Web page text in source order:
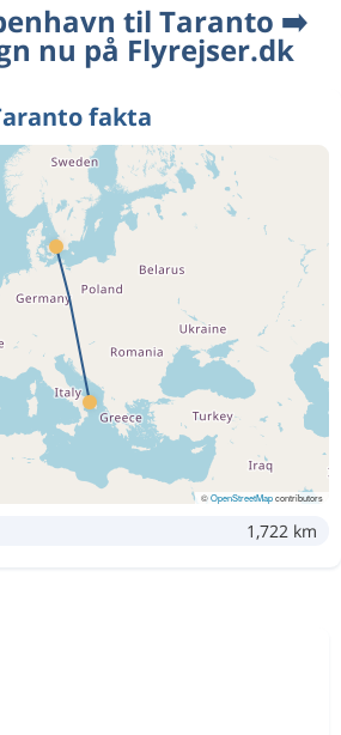
til Taranto ➡️
nu på Flyrejser.dk
fakta
©OpenStreetMapcontributors
1,722 km